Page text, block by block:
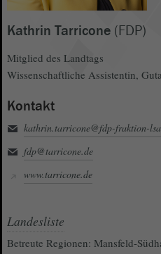
Kathrin Tarricone (FDP)
Mitglied des Landtags
Wissenschaftliche Assistentin,
Kontakt
kathrin.tarricone@fdp-fraktion-
fdp@tarricone.de
www.tarricone.de
Landesliste
Betreute Regionen: Mansfeld-